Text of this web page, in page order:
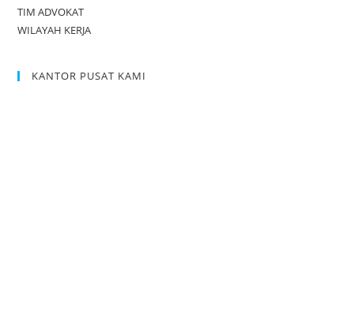
TIM ADVOKAT
WILAYAH KERJA
KANTOR PUSAT KAMI